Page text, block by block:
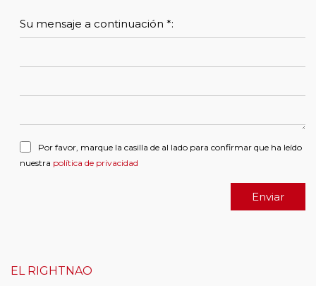
Su mensaje a continuación *:
Por favor, marque la casilla de al lado para confirmar que ha leído
nuestra política de privacidad
Enviar
EL RIGHTNAO